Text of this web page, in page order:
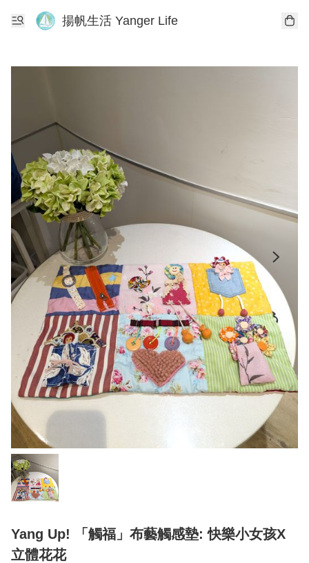
揚帆生活 Yanger Life
Yang Up! 「觸福」布藝觸感墊: 快樂小女孩X
立體花花